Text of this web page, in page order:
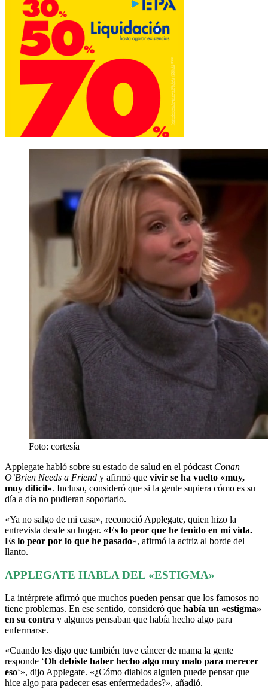
Foto: cortesía
Applegate habló sobre su estado de salud en el pódcast Conan
O’Brien Needs a Friend y afirmó que vivir se ha vuelto «muy,
muy difícil». Incluso, consideró que si la gente supiera cómo es su
día a día no pudieran soportarlo.
«Ya no salgo de mi casa», reconoció Applegate, quien hizo la
entrevista desde su hogar. «Es lo peor que he tenido en mi vida.
Es lo peor por lo que he pasado», afirmó la actriz al borde del
llanto.
APPLEGATE HABLA DEL «ESTIGMA»
La intérprete afirmó que muchos pueden pensar que los famosos no
tiene problemas. En ese sentido, consideró que había un «estigma»
en su contra y algunos pensaban que había hecho algo para
enfermarse.
«Cuando les digo que también tuve cáncer de mama la gente
responde ‘Oh debiste haber hecho algo muy malo para merecer
eso‘», dijo Applegate. «¿Cómo diablos alguien puede pensar que
hice algo para padecer esas enfermedades?», añadió.